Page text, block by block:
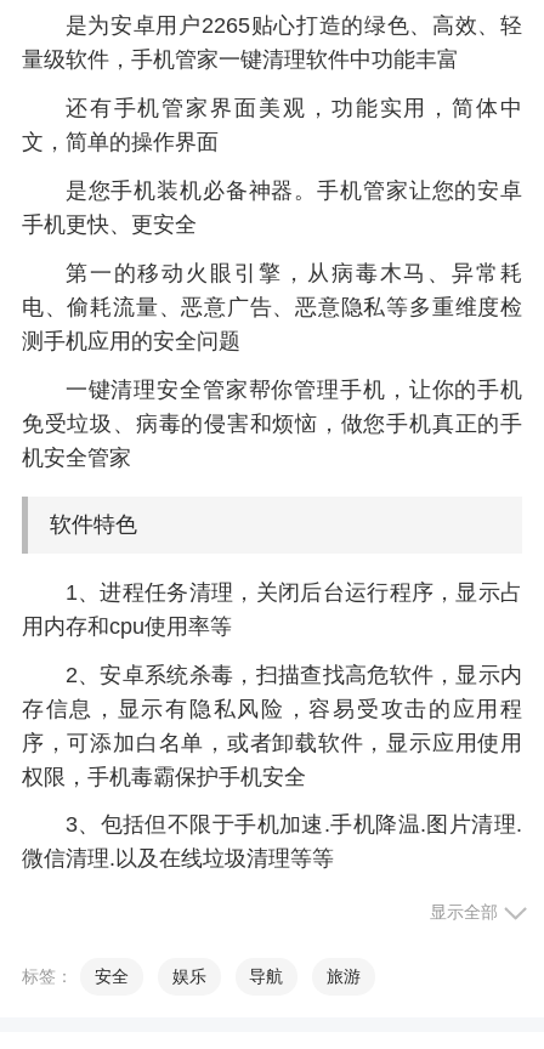
是为安卓用户2265贴心打造的绿色、高效、轻
量级软件，手机管家一键清理软件中功能丰富
还有手机管家界面美观，功能实用，简体中
文，简单的操作界面
是您手机装机必备神器。手机管家让您的安卓
手机更快、更安全
第一的移动火眼引擎，从病毒木马、异常耗
电、偷耗流量、恶意广告、恶意隐私等多重维度检
测手机应用的安全问题
一键清理安全管家帮你管理手机，让你的手机
免受垃圾、病毒的侵害和烦恼，做您手机真正的手
机安全管家
软件特色
1、进程任务清理，关闭后台运行程序，显示占
用内存和cpu使用率等
2、安卓系统杀毒，扫描查找高危软件，显示内
存信息，显示有隐私风险，容易受攻击的应用程
序，可添加白名单，或者卸载软件，显示应用使用
权限，手机毒霸保护手机安全
3、包括但不限于手机加速.手机降温.图片清理.
微信清理.以及在线垃圾清理等等
4、优化一键加速功能，快速释放内存，提升运
5、手机加速、远离卡慢：智能内存清理算法，
显示全部
标签： 安全 娱乐 导航 旅游